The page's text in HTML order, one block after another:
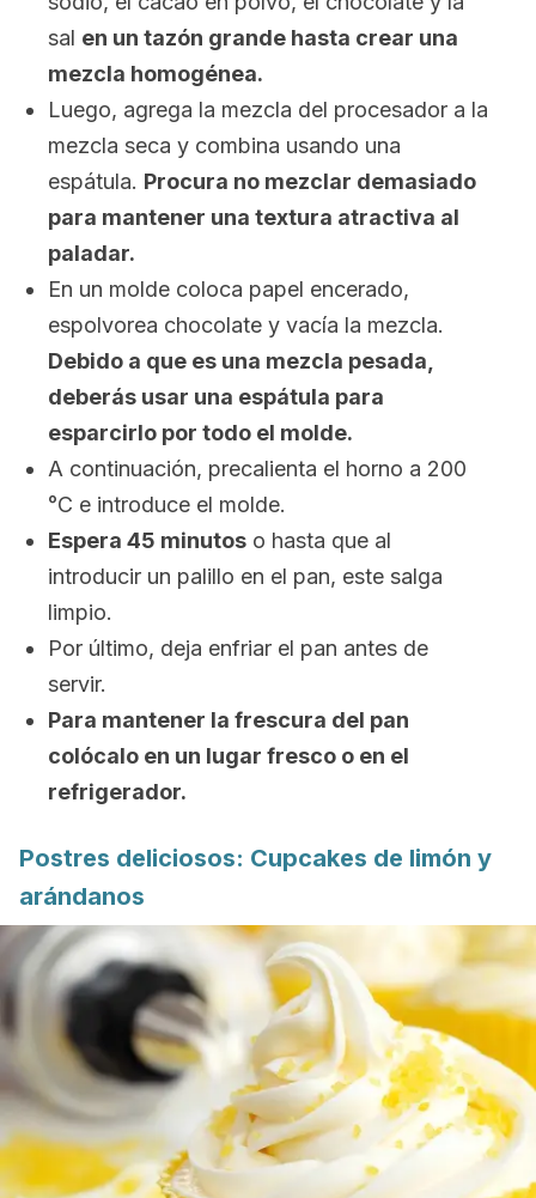
sal en un tazón grande hasta crear una
mezcla homogénea.
Luego, agrega la mezcla del procesador a la
mezcla seca y combina usando una
espátula. Procura no mezclar demasiado
para mantener una textura atractiva al
paladar.
En un molde coloca papel encerado,
espolvorea chocolate y vacía la mezcla.
Debido a que es una mezcla pesada,
deberás usar una espátula para
esparcirlo por todo el molde.
A continuación, precalienta el horno a 200
°C e introduce el molde.
Espera 45 minutos o hasta que al
introducir un palillo en el pan, este salga
limpio.
Por último, deja enfriar el pan antes de
servir.
Para mantener la frescura del pan
colócalo en un lugar fresco o en el
refrigerador.
Postres deliciosos: Cupcakes de limón y
arándanos